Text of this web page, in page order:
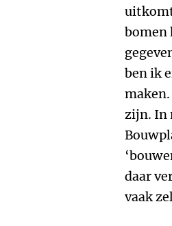
bomen
ben ik
zijn. In
daar
vaak